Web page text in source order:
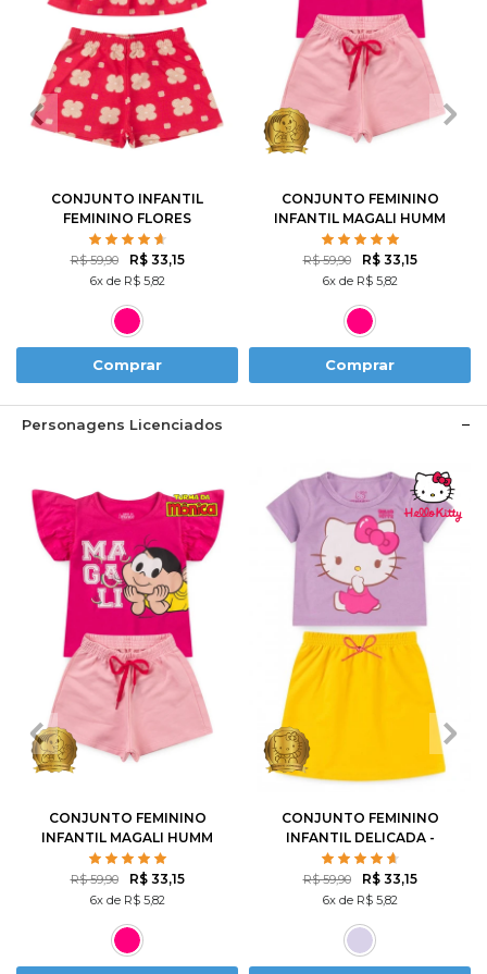
2 3 8
CONJUNTO INFANTIL
FEMININO FLORES
ROTATIVAS
R$ 59,90 R$ 33,15
6x de R$ 5,82
Comprar
1 6
CONJUNTO FEMININO
INFANTIL MAGALI HUMM
AMO MELANCIA- TURMA
DA MÔNICA
R$ 59,90 R$ 33,15
6x de R$ 5,82
Comprar
Personagens Licenciados
1 6
CONJUNTO FEMININO
INFANTIL MAGALI HUMM
AMO MELANCIA- TURMA
DA MÔNICA
R$ 59,90 R$ 33,15
6x de R$ 5,82
1 6
CONJUNTO FEMININO
INFANTIL DELICADA -
HELLO KITTY
R$ 59,90 R$ 33,15
6x de R$ 5,82